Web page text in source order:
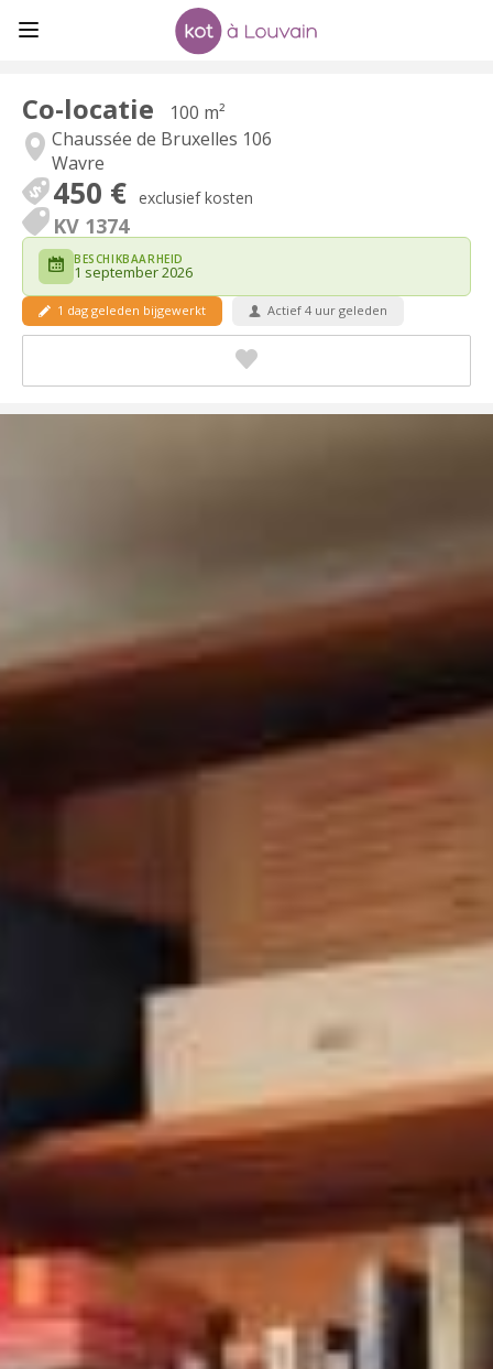
Co-locatie
100 m²
Chaussée de Bruxelles 106
Wavre
450 € exclusief kosten
KV 1374
BESCHIKBAARHEID
1 september 2026
1 dag geleden bijgewerkt Actief 4 uur geleden